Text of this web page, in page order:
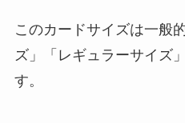
このカードサイズは一般
ズ」「レギュラーサイズ
す。